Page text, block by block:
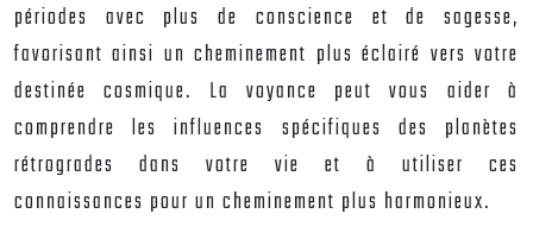
périodes avec plus de conscience et de sagesse,
favorisant ainsi un cheminement plus éclairé vers votre
destinée cosmique. La voyance peut vous aider à
comprendre les influences spécifiques des planètes
rétrogrades dans votre vie et à utiliser ces
connaissances pour un cheminement plus harmonieux.